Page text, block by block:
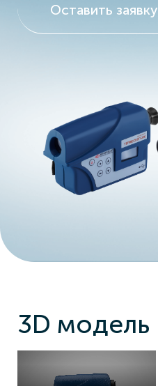
Оставить заявку
3D модель